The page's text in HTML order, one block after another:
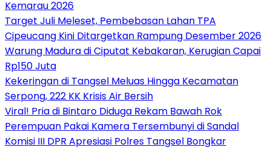
Kemarau 2026
Target Juli Meleset, Pembebasan Lahan TPA
Cipeucang Kini Ditargetkan Rampung Desember 2026
Warung Madura di Ciputat Kebakaran, Kerugian Capai
Rp150 Juta
Kekeringan di Tangsel Meluas Hingga Kecamatan
Serpong, 222 KK Krisis Air Bersih
Viral! Pria di Bintaro Diduga Rekam Bawah Rok
Perempuan Pakai Kamera Tersembunyi di Sandal
Komisi III DPR Apresiasi Polres Tangsel Bongkar